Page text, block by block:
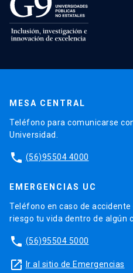
MESA CENTRAL
Teléfono para comunicarse
Universidad.
phone (56)95504 4000
EMERGENCIAS UC
Teléfono en caso de
riesgo tu vida dentro de algún
phone (56)95504 5000
launch Ir al sitio de Emergencias